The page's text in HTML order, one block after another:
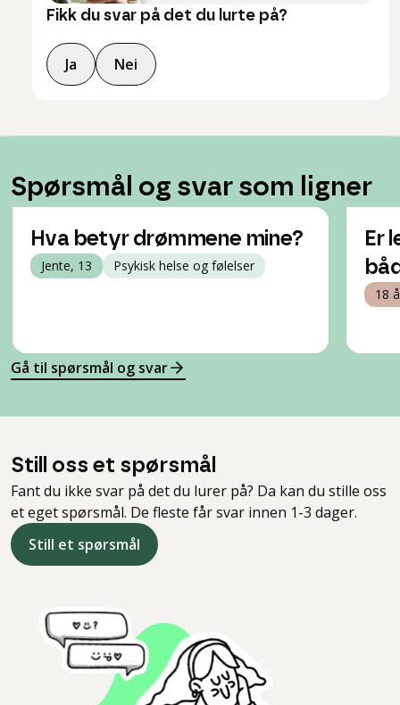
Fikk du svar på det du lurte på?
Ja Nei
Spørsmål og svar som ligner
Hva betyr drømmene mine?
Jente, 13 Psykisk helse og følelser
Er
18
Gå til spørsmål og svar
Still oss et spørsmål
Fant du ikke svar på det du lurer på? Da kan du stille oss
et eget spørsmål. De fleste får svar innen 1-3 dager.
Still et spørsmål